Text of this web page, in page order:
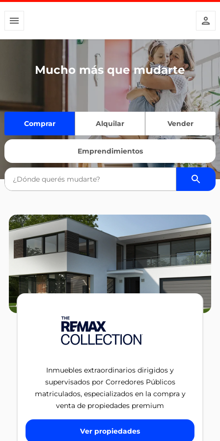
Mucho más que mudarte
Comprar Alquilar Vender
Emprendimientos
Inmuebles extraordinarios dirigidos y
supervisados por Corredores Públicos
matriculados, especializados en la compra y
venta de propiedades premium
Ver propiedades